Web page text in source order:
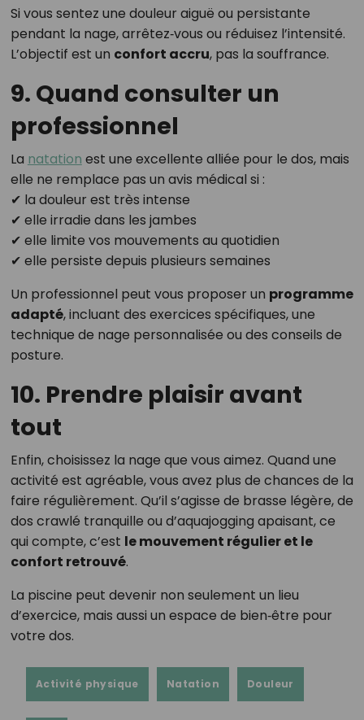
Si vous sentez une douleur aiguë ou persistante
pendant la nage, arrêtez‑vous ou réduisez l’intensité.
L’objectif est un confort accru, pas la souffrance.
9. Quand consulter un
professionnel
La natation est une excellente alliée pour le dos, mais
elle ne remplace pas un avis médical si :
✔ la douleur est très intense
✔ elle irradie dans les jambes
✔ elle limite vos mouvements au quotidien
✔ elle persiste depuis plusieurs semaines
Un professionnel peut vous proposer un programme
adapté, incluant des exercices spécifiques, une
technique de nage personnalisée ou des conseils de
posture.
10. Prendre plaisir avant
tout
Enfin, choisissez la nage que vous aimez. Quand une
activité est agréable, vous avez plus de chances de la
faire régulièrement. Qu’il s’agisse de brasse légère, de
dos crawlé tranquille ou d’aquajogging apaisant, ce
qui compte, c’est le mouvement régulier et le
confort retrouvé.
La piscine peut devenir non seulement un lieu
d’exercice, mais aussi un espace de bien‑être pour
votre dos.
Activité physique Natation Douleur